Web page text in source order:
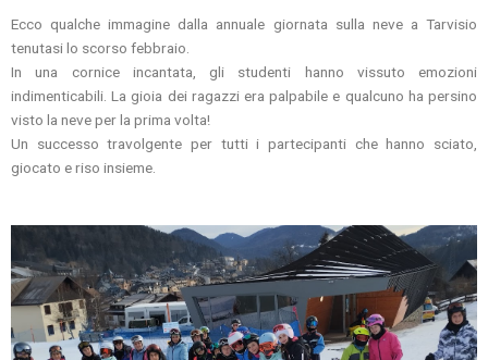
Ecco qualche immagine dalla annuale giornata sulla neve a Tarvisio
tenutasi lo scorso febbraio.
In una cornice incantata, gli studenti hanno vissuto emozioni
indimenticabili. La gioia dei ragazzi era palpabile e qualcuno ha persino
visto la neve per la prima volta!
Un successo travolgente per tutti i partecipanti che hanno sciato,
giocato e riso insieme.